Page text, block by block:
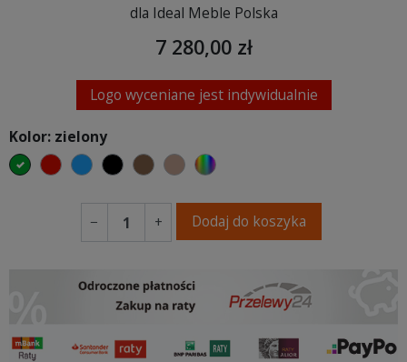
dla Ideal Meble Polska
7 280,00 zł
Logo wyceniane jest indywidualnie
Kolor: zielony
zielonyczerwonyniebieski
czarnybrązowyjasnobrązowy
wybór koloru
− + Dodaj do koszyka